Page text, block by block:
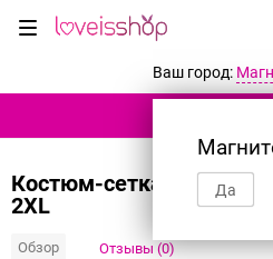
Ваш город:
Да
Костюм-сетка Candy
2XL
Обзор Отзывы (0)